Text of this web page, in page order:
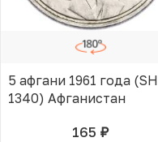
5 афгани 1961 года (SH
1340) Афганистан
165 руб.В КОРЗИНЕ